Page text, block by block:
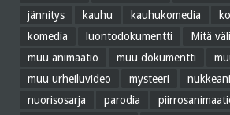
jännitys
kauhu kauhukomedia
komedia
luontodokumentti Mitä
muu animaatio
muu dokumentti
muu urheiluvideo
mysteeri
nuorisosarja
parodia